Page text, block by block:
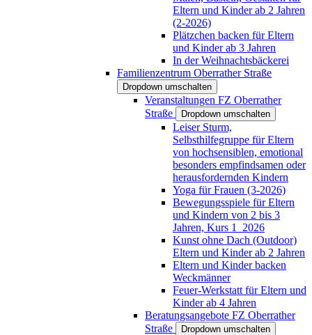
Eltern und Kinder ab 2 Jahren
(2-2026)
Plätzchen backen für Eltern
und Kinder ab 3 Jahren
In der Weihnachtsbäckerei
Familienzentrum Oberrather Straße
Dropdown umschalten
Veranstaltungen FZ Oberrather
Straße
Dropdown umschalten
Leiser Sturm,
Selbsthilfegruppe für Eltern
von hochsensiblen, emotional
besonders empfindsamen oder
herausfordernden Kindern
Yoga für Frauen (3-2026)
Bewegungsspiele für Eltern
und Kindern von 2 bis 3
Jahren, Kurs 1_2026
Kunst ohne Dach (Outdoor)
Eltern und Kinder ab 2 Jahren
Eltern und Kinder backen
Weckmänner
Feuer-Werkstatt für Eltern und
Kinder ab 4 Jahren
Beratungsangebote FZ Oberrather
Straße
Dropdown umschalten